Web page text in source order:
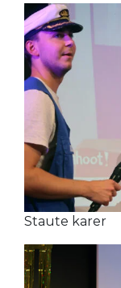
Staute karer